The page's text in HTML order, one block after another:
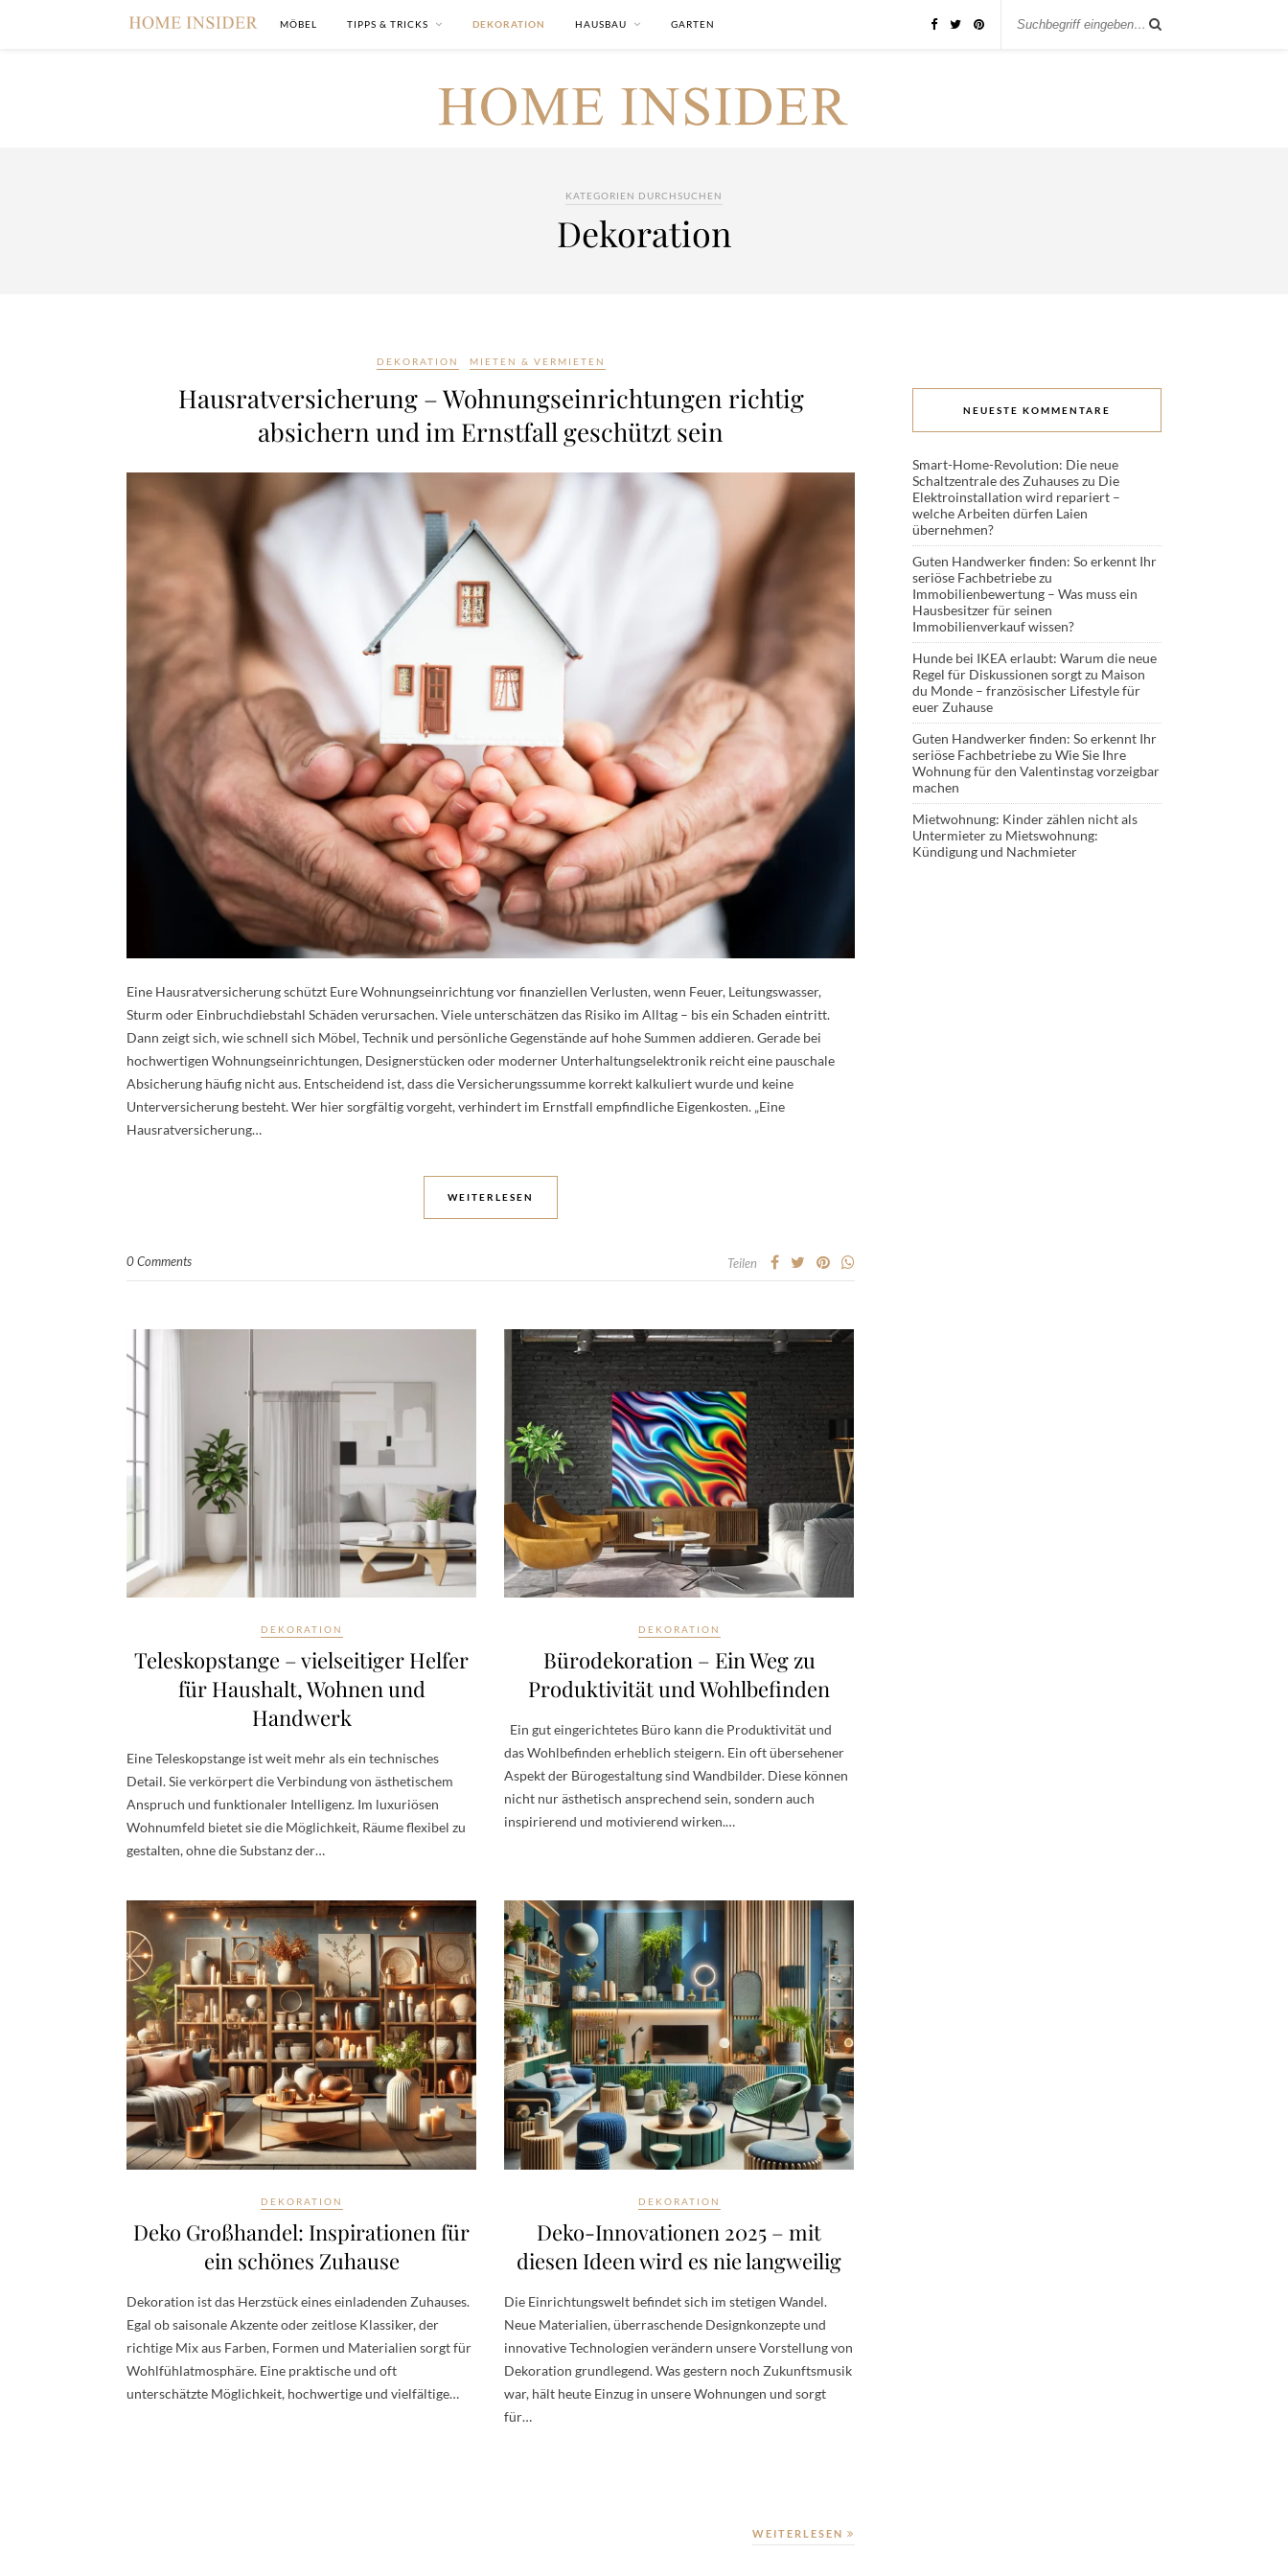
MÖBEL TIPPS & TRICKS DEKORATION HAUSBAU GARTEN
KATEGORIEN DURCHSUCHEN
Dekoration
DEKORATION MIETEN & VERMIETEN
Hausratversicherung – Wohnungseinrichtungen richtig
absichern und im Ernstfall geschützt sein
Eine Hausratversicherung schützt Eure Wohnungseinrichtung vor finanziellen Verlusten, wenn Feuer, Leitungswasser,
Sturm oder Einbruchdiebstahl Schäden verursachen. Viele unterschätzen das Risiko im Alltag – bis ein Schaden eintritt.
Dann zeigt sich, wie schnell sich Möbel, Technik und persönliche Gegenstände auf hohe Summen addieren. Gerade bei
hochwertigen Wohnungseinrichtungen, Designerstücken oder moderner Unterhaltungselektronik reicht eine pauschale
Absicherung häufig nicht aus. Entscheidend ist, dass die Versicherungssumme korrekt kalkuliert wurde und keine
Unterversicherung besteht. Wer hier sorgfältig vorgeht, verhindert im Ernstfall empfindliche Eigenkosten. „Eine
Hausratversicherung…
WEITERLESEN
0 Comments Teilen
DEKORATION
Teleskopstange – vielseitiger Helfer
für Haushalt, Wohnen und
Handwerk
Eine Teleskopstange ist weit mehr als ein technisches
Detail. Sie verkörpert die Verbindung von ästhetischem
Anspruch und funktionaler Intelligenz. Im luxuriösen
Wohnumfeld bietet sie die Möglichkeit, Räume flexibel zu
gestalten, ohne die Substanz der…
DEKORATION
Bürodekoration – Ein Weg zu
Produktivität und Wohlbefinden
Ein gut eingerichtetes Büro kann die Produktivität und
das Wohlbefinden erheblich steigern. Ein oft übersehener
Aspekt der Bürogestaltung sind Wandbilder. Diese können
nicht nur ästhetisch ansprechend sein, sondern auch
inspirierend und motivierend wirken.…
DEKORATION
Deko Großhandel: Inspirationen für
ein schönes Zuhause
Dekoration ist das Herzstück eines einladenden Zuhauses.
Egal ob saisonale Akzente oder zeitlose Klassiker, der
richtige Mix aus Farben, Formen und Materialien sorgt für
Wohlfühlatmosphäre. Eine praktische und oft
unterschätzte Möglichkeit, hochwertige und vielfältige…
DEKORATION
Deko-Innovationen 2025 – mit
diesen Ideen wird es nie langweilig
Die Einrichtungswelt befindet sich im stetigen Wandel.
Neue Materialien, überraschende Designkonzepte und
innovative Technologien verändern unsere Vorstellung von
Dekoration grundlegend. Was gestern noch Zukunftsmusik
war, hält heute Einzug in unsere Wohnungen und sorgt
für…
WEITERLESEN
NEUESTE KOMMENTARE
Smart-Home-Revolution: Die neue
Schaltzentrale des Zuhauseszu Die
Elektroinstallation wird repariert –
welche Arbeiten dürfen Laien
übernehmen?
Guten Handwerker finden: So erkennt Ihr
seriöse Fachbetriebezu
Immobilienbewertung – Was muss ein
Hausbesitzer für seinen
Immobilienverkauf wissen?
Hunde bei IKEA erlaubt: Warum die neue
Regel für Diskussionen sorgtzu Maison
du Monde – französischer Lifestyle für
euer Zuhause
Guten Handwerker finden: So erkennt Ihr
seriöse Fachbetriebezu Wie Sie Ihre
Wohnung für den Valentinstag vorzeigbar
machen
Mietwohnung: Kinder zählen nicht als
Untermieterzu Mietswohnung:
Kündigung und Nachmieter